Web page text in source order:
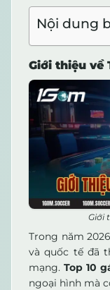
Nội dung
Giới thiệu về
Giới
Trong năm
và quốc tế đã
mạng.Top 10
ngoại hình mà